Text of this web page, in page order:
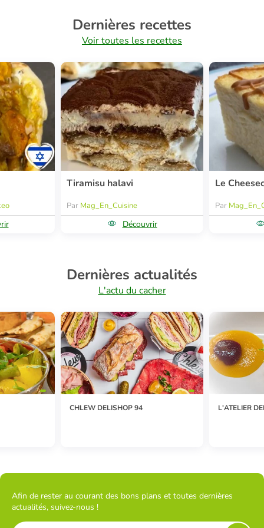
Dernières recettes
Voir toutes les recettes
Tiramisu halavi
Par Mag_En_Cuisine
Découvrir
Le
Par
Dernières actualités
L'actu du cacher
CHLEW DELISHOP 94 L'ATELIER
Afin de rester au courant des bons plans et toutes dernières
actualités, suivez-nous !